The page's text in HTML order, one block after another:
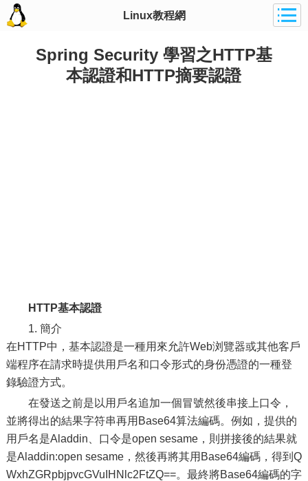
Linux教程網
Spring Security 學習之HTTP基
本認證和HTTP摘要認證
HTTP基本認證
1. 簡介
在HTTP中，基本認證是一種用來允許Web浏覽器或其他客戶
端程序在請求時提供用戶名和口令形式的身份憑證的一種登
錄驗證方式。
在發送之前是以用戶名追加一個冒號然後串接上口令，
並將得出的結果字符串再用Base64算法編碼。例如，提供的
用戶名是Aladdin、口令是open sesame，則拼接後的結果就
是Aladdin:open sesame，然後再將其用Base64編碼，得到Q
WxhZGRpbjpvcGVuIHNlc2FtZQ==。最終將Base64編碼的字